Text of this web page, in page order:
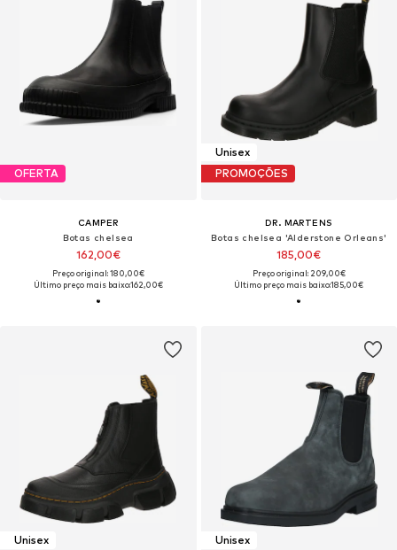
OFERTA
CAMPER
Botas chelsea
162,00€
Preço original: 180,00€
Último preço mais baixo:162,00€
Unisex
PROMOÇÕES
DR. MARTENS
Botas chelsea 'Alderstone Orleans'
185,00€
Preço original: 209,00€
Último preço mais baixo:185,00€
Unisex
Unisex